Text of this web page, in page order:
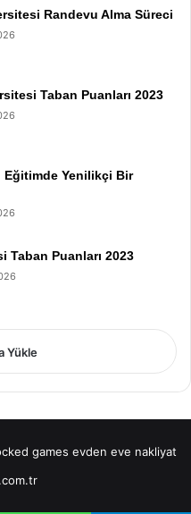
Randevu Alma Süreci
Taban Puanları 2023
Yenilikçi Bir
Taban Puanları 2023
Yükle
games evden eve nakliyat